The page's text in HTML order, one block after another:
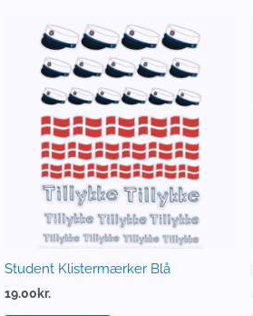
Student Klistermærker Blå
19.00kr.